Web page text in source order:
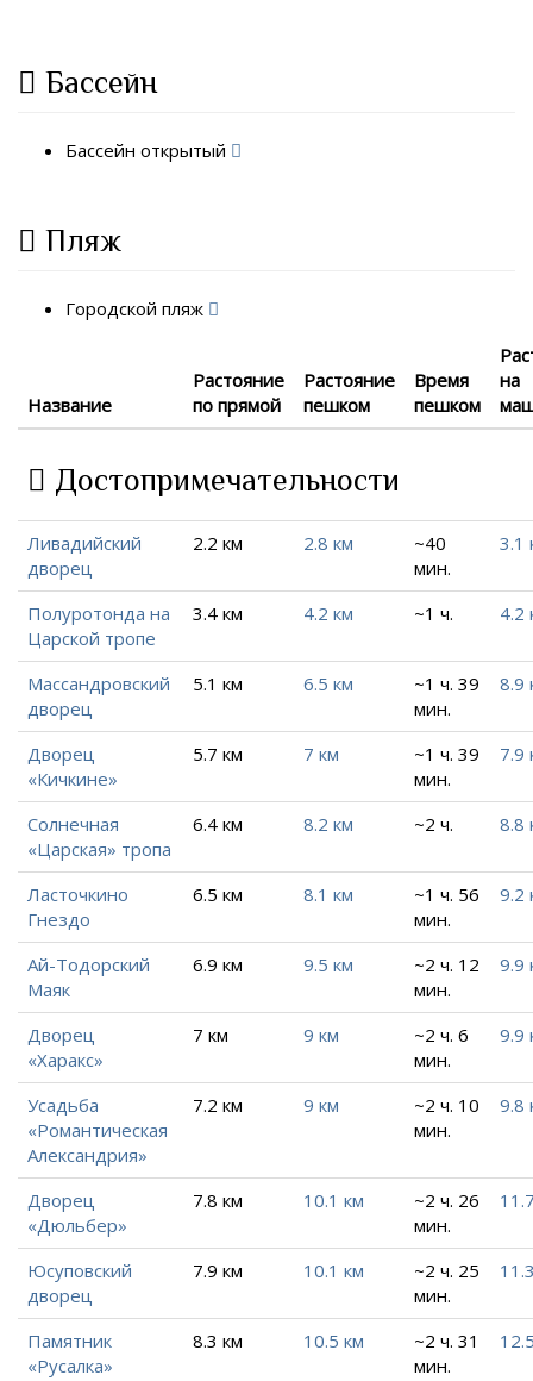
Бассейн
Бассейн открытый
Пляж
Городской пляж
Название
Растояние
по прямой
Растояние
пешком
Время
пешком
на
Достопримечательности
Ливадийский
дворец
2.2 км 2.8 км
~40
мин.
3.1
Полуротонда на
Царской тропе
3.4 км 4.2 км ~1 ч. 4.2
Массандровский
дворец
5.1 км 6.5 км
~1 ч. 39
мин.
8.9
Дворец
«Кичкине»
5.7 км 7 км
~1 ч. 39
мин.
7.9
Солнечная
«Царская» тропа
6.4 км 8.2 км ~2 ч. 8.8
Ласточкино
Гнездо
6.5 км 8.1 км
~1 ч. 56
мин.
9.2
Ай-Тодорский
Маяк
6.9 км 9.5 км
~2 ч. 12
мин.
9.9
Дворец
«Харакс»
7 км 9 км
~2 ч. 6
мин.
9.9
Усадьба
«Романтическая
Александрия»
7.2 км 9 км
~2 ч. 10
мин.
9.8
Дворец
«Дюльбер»
7.8 км 10.1 км
~2 ч. 26
мин.
Юсуповский
дворец
7.9 км 10.1 км
~2 ч. 25
мин.
Памятник
«Русалка»
8.3 км 10.5 км
~2 ч. 31
мин.